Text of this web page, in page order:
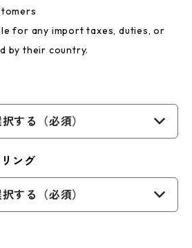
for any import taxes, duties, or
by their country.
する（必須）
ング
する（必須）